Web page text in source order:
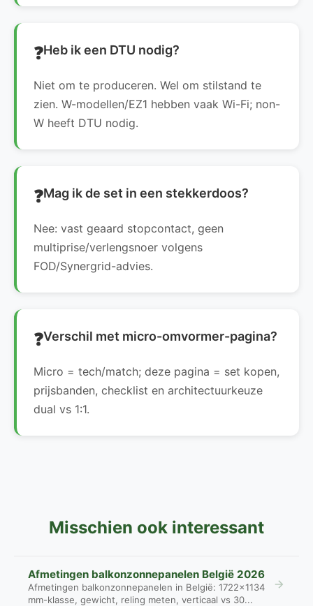
Heb ik een DTU nodig?
Niet om te produceren. Wel om stilstand te
zien. W-modellen/EZ1 hebben vaak Wi-Fi; non-
W heeft DTU nodig.
Mag ik de set in een stekkerdoos?
Nee: vast geaard stopcontact, geen
multiprise/verlengsnoer volgens
FOD/Synergrid-advies.
Verschil met micro-omvormer-pagina?
Micro = tech/match; deze pagina = set kopen,
prijsbanden, checklist en architectuurkeuze
dual vs 1:1.
Misschien ook interessant
Afmetingen balkonzonnepanelen België 2026
Afmetingen balkonzonnepanelen in België: 1722×1134
mm-klasse, gewicht, reling meten, verticaal vs 30...